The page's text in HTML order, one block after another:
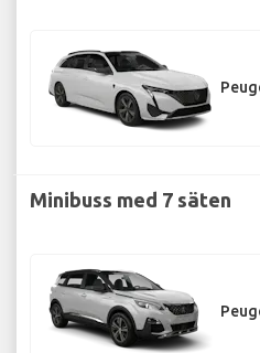
Minibuss med 7 säten